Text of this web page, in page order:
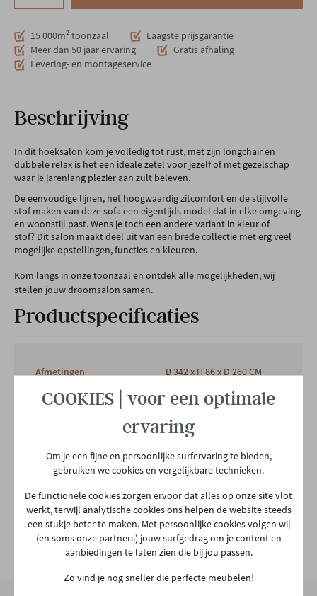
15 000m² toonzaal
Laagste prijsgarantie
Meer dan 50 jaar ervaring
Gratis afhaling
Levering- en montageservice
Beschrijving
In dit hoeksalon kom je volledig tot rust, met zijn longchair en
dubbele relax is het een ideale zetel voor jezelf of met gezelschap
waar je jarenlang plezier aan zult beleven.
De eenvoudige lijnen, het hoogwaardig zitcomfort en de stijlvolle
stof maken van deze sofa een eigentijds model dat in elke omgeving
en woonstijl past. Wens je toch een andere variant in kleur of
stof? Dit salon maakt deel uit van een brede collectie met erg veel
mogelijke opstellingen, functies en kleuren.
Kom langs in onze toonzaal en ontdek alle mogelijkheden, wij
stellen jouw droomsalon samen.
Productspecificaties
Bekijk alle specificiaties
Afmetingen B 342 x H 86 x D 260 CM
Plaats productie Europees
Relaxfunctie Elektrisch
Voeding Kabel
Lichtgrijs
COOKIES | voor een optimale
ervaring
Om je een fijne en persoonlijke surfervaring te bieden,
gebruiken we cookies en vergelijkbare technieken.
De functionele cookies zorgen ervoor dat alles op onze site vlot
werkt, terwijl analytische cookies ons helpen de website steeds
een stukje beter te maken. Met persoonlijke cookies volgen wij
(en soms onze partners) jouw surfgedrag om je content en
aanbiedingen te laten zien die bij jou passen.
Zo vind je nog sneller die perfecte meubelen!